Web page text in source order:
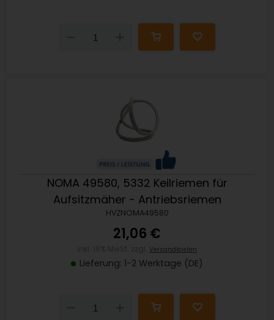
Down
NOMA 49580, 5332 Keilriemen für
Aufsitzmäher - Antriebsriemen
HVZNOMA49580
21,06 €
Versandkosten
Lieferung: 1-2 Werktage (DE)
Down